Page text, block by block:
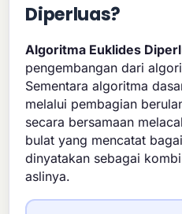
Diperluas?
Algoritma Euklides
pengembangan dari
Sementara algoritma
melalui pembagian
secara bersamaan
bulat yang mencatat
dinyatakan sebagai
aslinya.